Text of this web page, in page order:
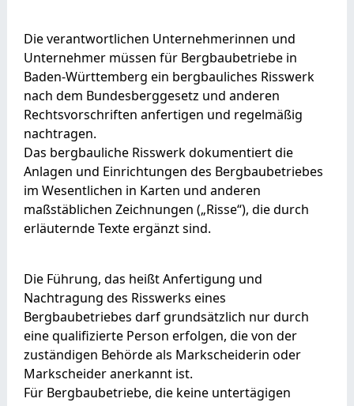
Die verantwortlichen Unternehmerinnen und
Unternehmer müssen für Bergbaubetriebe in
Baden-Württemberg ein bergbauliches Risswerk
nach dem Bundesberggesetz und anderen
Rechtsvorschriften anfertigen und regelmäßig
nachtragen.
Das bergbauliche Risswerk dokumentiert die
Anlagen und Einrichtungen des Bergbaubetriebes
im Wesentlichen in Karten und anderen
maßstäblichen Zeichnungen („Risse“), die durch
erläuternde Texte ergänzt sind.
Die Führung, das heißt Anfertigung und
Nachtragung des Risswerks eines
Bergbaubetriebes darf grundsätzlich nur durch
eine qualifizierte Person erfolgen, die von der
zuständigen Behörde als Markscheiderin oder
Markscheider anerkannt ist.
Für Bergbaubetriebe, die keine untertägigen